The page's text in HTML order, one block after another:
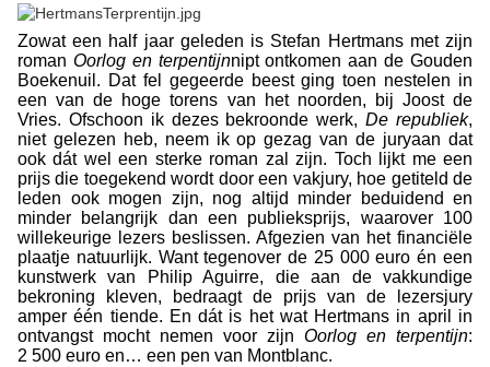
Zowat een half jaar geleden is Stefan Hertmans met zijn
roman Oorlog en terpentijnnipt ontkomen aan de Gouden
Boekenuil. Dat fel gegeerde beest ging toen nestelen in
een van de hoge torens van het noorden, bij Joost de
Vries. Ofschoon ik dezes bekroonde werk, De republiek,
niet gelezen heb, neem ik op gezag van de juryaan dat
ook dát wel een sterke roman zal zijn. Toch lijkt me een
prijs die toegekend wordt door een vakjury, hoe getiteld de
leden ook mogen zijn, nog altijd minder beduidend en
minder belangrijk dan een publieksprijs, waarover 100
willekeurige lezers beslissen. Afgezien van het financiële
plaatje natuurlijk. Want tegenover de 25 000 euro én een
kunstwerk van Philip Aguirre, die aan de vakkundige
bekroning kleven, bedraagt de prijs van de lezersjury
amper één tiende. En dát is het wat Hertmans in april in
ontvangst mocht nemen voor zijn Oorlog en terpentijn:
2 500 euro en… een pen van Montblanc.